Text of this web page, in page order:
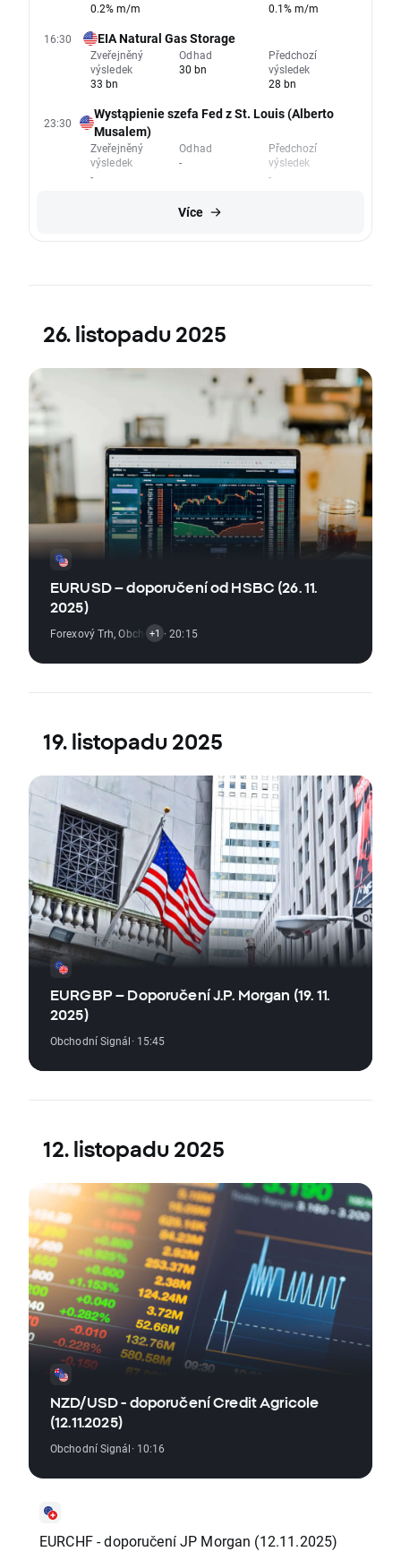
0.2% m/m
0.1% m/m
16:30 EIA Natural Gas Storage
Zveřejněný
výsledek
33 bn
Odhad
30 bn
Předchozí
výsledek
28 bn
23:30
Wystąpienie szefa Fed z St. Louis (Alberto
Musalem)
Zveřejněný
výsledek
-
Odhad
-
Předchozí
výsledek
-
Více
26. listopadu 2025
EURUSD – doporučení od HSBC (26. 11.
2025)
Forexový Trh,Obchodní Signál
+1 · 20:15
19. listopadu 2025
EURGBP – Doporučení J.P. Morgan (19. 11.
2025)
Obchodní Signál· 15:45
12. listopadu 2025
NZD/USD - doporučení Credit Agricole
(12.11.2025)
Obchodní Signál· 10:16
EURCHF - doporučení JP Morgan (12.11.2025)